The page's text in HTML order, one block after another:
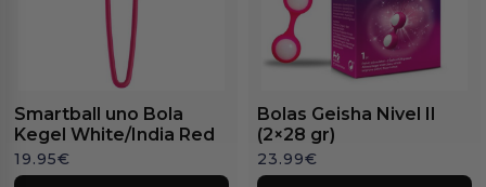
Smartball uno Bola
Kegel White/India Red
19.95€
Bolas Geisha Nivel II
(2×28 gr)
23.99€